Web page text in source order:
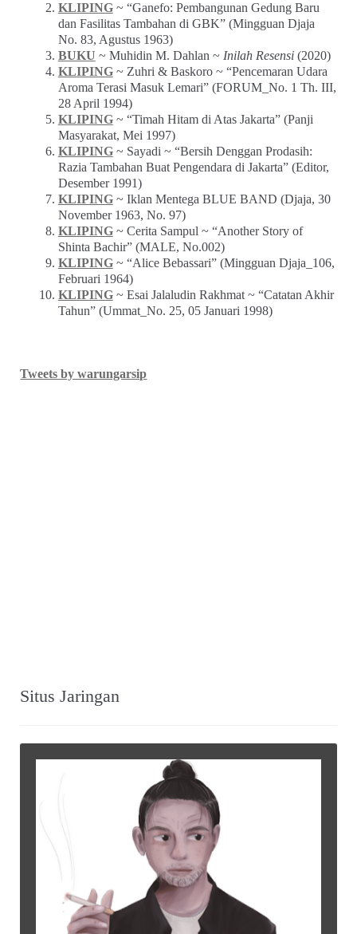
KLIPING~ “Ganefo: Pembangunan Gedung Baru
dan Fasilitas Tambahan di GBK” (Mingguan Djaja
No. 83, Agustus 1963)
BUKU ~ Muhidin M. Dahlan ~ Inilah Resensi(2020)
KLIPING~ Zuhri & Baskoro ~ “Pencemaran Udara
Aroma Terasi Masuk Lemari” (FORUM_No. 1 Th. III,
28 April 1994)
KLIPING~ “Timah Hitam di Atas Jakarta” (Panji
Masyarakat, Mei 1997)
KLIPING~ Sayadi ~ “Bersih Denggan Prodasih:
Razia Tambahan Buat Pengendara di Jakarta” (Editor,
Desember 1991)
KLIPING~ Iklan Mentega BLUE BAND (Djaja, 30
November 1963, No. 97)
KLIPING~ Cerita Sampul ~ “Another Story of
Shinta Bachir” (MALE, No.002)
KLIPING~ “Alice Bebassari” (Mingguan Djaja_106,
Februari 1964)
KLIPING~ Esai Jalaludin Rakhmat ~ “Catatan Akhir
Tahun” (Ummat_No. 25, 05 Januari 1998)
Tweets by warungarsip
Situs Jaringan